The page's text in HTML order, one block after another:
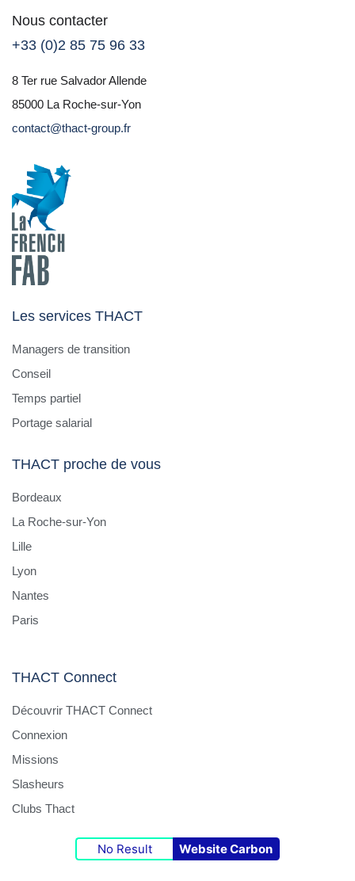
Nous contacter
+33 (0)2 85 75 96 33
8 Ter rue Salvador Allende
85000 La Roche-sur-Yon
contact@thact-group.fr
Les services THACT
Managers de transition
Conseil
Temps partiel
Portage salarial
THACT proche de vous
Bordeaux
La Roche-sur-Yon
Lille
Lyon
Nantes
Paris
THACT Connect
Découvrir THACT Connect
Connexion
Missions
Slasheurs
Clubs Thact
No Result Website Carbon